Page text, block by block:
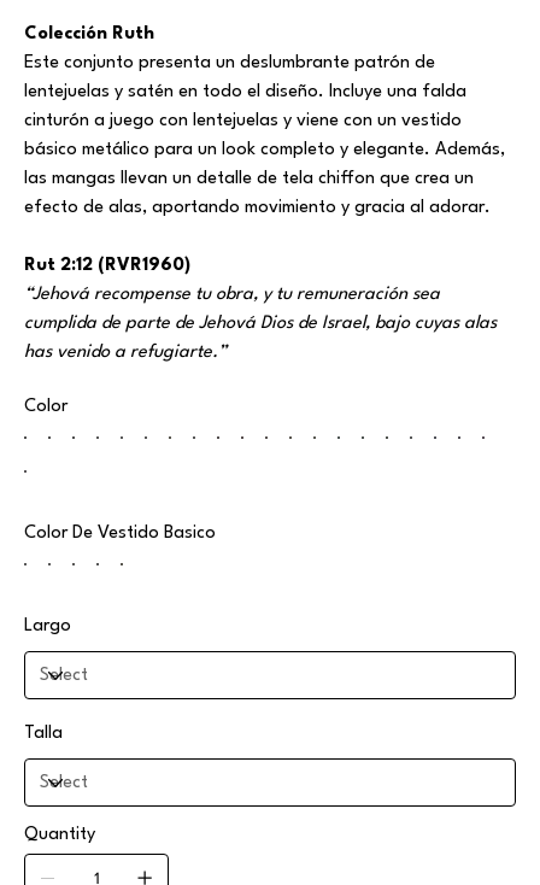
Colección Ruth
Este conjunto presenta un deslumbrante patrón de
lentejuelas y satén en todo el diseño. Incluye una falda
cinturón a juego con lentejuelas y viene con un vestido
básico metálico para un look completo y elegante. Además,
las mangas llevan un detalle de tela chiffon que crea un
efecto de alas, aportando movimiento y gracia al adorar.
Rut 2:12 (RVR1960)
“Jehová recompense tu obra, y tu remuneración sea
cumplida de parte de Jehová Dios de Israel, bajo cuyas alas
has venido a refugiarte.”
Color
Color De Vestido Basico
Largo
Talla
Quantity